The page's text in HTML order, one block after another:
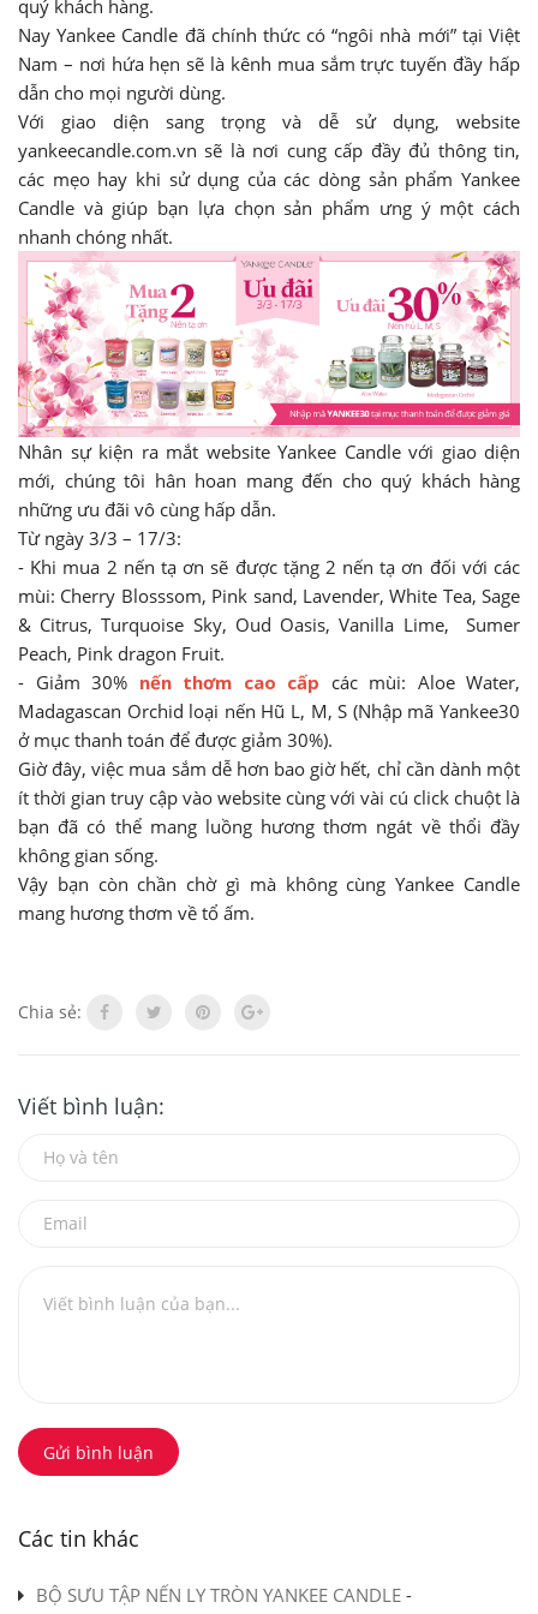
quý khách hàng.
Nay Yankee Candle đã chính thức có “ngôi nhà mới” tại Việt
Nam – nơi hứa hẹn sẽ là kênh mua sắm trực tuyến đầy hấp
dẫn cho mọi người dùng.
Với giao diện sang trọng và dễ sử dụng, website
yankeecandle.com.vn sẽ là nơi cung cấp đầy đủ thông tin,
các mẹo hay khi sử dụng của các dòng sản phẩm Yankee
Candle và giúp bạn lựa chọn sản phẩm ưng ý một cách
nhanh chóng nhất.
Nhân sự kiện ra mắt website Yankee Candle với giao diện
mới, chúng tôi hân hoan mang đến cho quý khách hàng
những ưu đãi vô cùng hấp dẫn.
Từ ngày 3/3 – 17/3:
- Khi mua 2 nến tạ ơn sẽ được tặng 2 nến tạ ơn đối với các
mùi: Cherry Blosssom, Pink sand, Lavender, White Tea, Sage
& Citrus, Turquoise Sky, Oud Oasis, Vanilla Lime, Sumer
Peach, Pink dragon Fruit.
- Giảm 30% nến thơm cao cấp các mùi: Aloe Water,
Madagascan Orchid loại nến Hũ L, M, S (Nhập mã Yankee30
ở mục thanh toán để được giảm 30%).
Giờ đây, việc mua sắm dễ hơn bao giờ hết, chỉ cần dành một
ít thời gian truy cập vào website cùng với vài cú click chuột là
bạn đã có thể mang luồng hương thơm ngát về thổi đầy
không gian sống.
Vậy bạn còn chần chờ gì mà không cùng Yankee Candle
mang hương thơm về tổ ấm.
Chia sẻ:
Viết bình luận:
Gửi bình luận
Các tin khác
BỘ SƯU TẬP NẾN LY TRÒN YANKEE CANDLE -